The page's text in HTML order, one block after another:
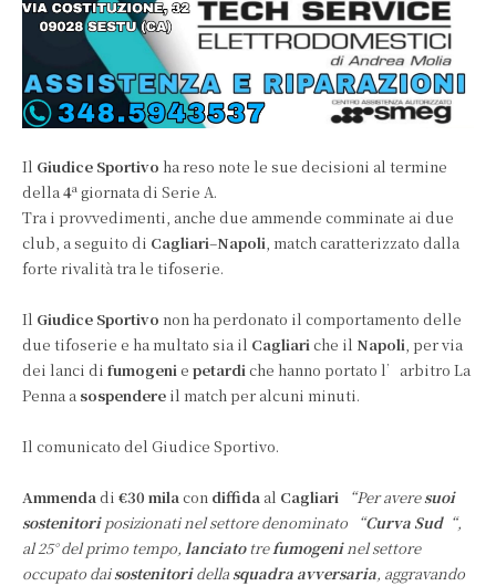
Il Giudice Sportivo ha reso note le sue decisioni al termine
della4a giornata di Serie A.
Tra i provvedimenti, anche due ammende comminate ai due
club, a seguito di Cagliari–Napoli, match caratterizzato dalla
forte rivalità tra le tifoserie.
Il Giudice Sportivo non ha perdonato il comportamento delle
due tifoserie e ha multato sia il Cagliariche il Napoli, per via
dei lanci di fumogenie petardiche hanno portato l’arbitro La
Penna a sospendere il match per alcuni minuti.
Il comunicato del Giudice Sportivo.
Ammendadi €30 milacon diffida al Cagliari “Per averesuoi
sostenitoriposizionati nel settore denominato “Curva Sud“,
al 25° del primo tempo, lanciatotrefumogeninel settore
occupato daisostenitoridellasquadra avversaria, aggravando